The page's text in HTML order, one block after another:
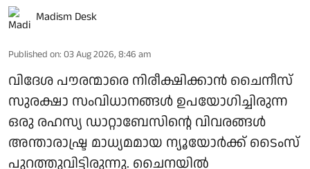
Madism Desk
Published on: 03 Aug 2026, 8:46 am
വിദേശ പൗരന്മാരെ നിരീക്ഷിക്കാന്‍ ചൈനീസ്
സുരക്ഷാ സംവിധാനങ്ങള്‍ ഉപയോഗിച്ചിരുന്ന
ഒരു രഹസ്യ ഡാറ്റാബേസിന്റെ വിവരങ്ങള്‍
അന്താരാഷ്ട്ര മാധ്യമമായ ന്യൂയോര്‍ക്ക് ടൈംസ്
പുറത്തുവിട്ടിരുന്നു. ചൈനയില്‍